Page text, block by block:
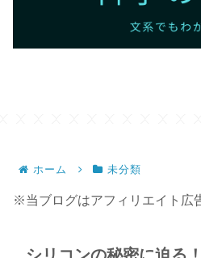
ホーム 未分類
※当ブログはアフィリエイト広